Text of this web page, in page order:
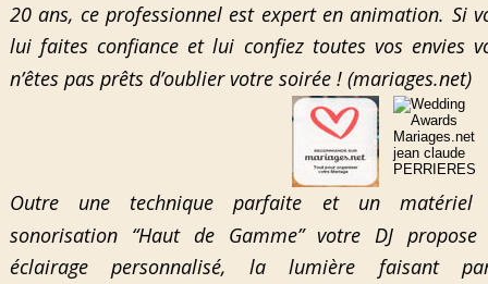
20 ans, ce professionnel est expert en animation. Si
lui faites confiance et lui confiez toutes vos envies
n’êtes pas prêts d’oublier votre soirée ! (mariages.net)
Outre une technique parfaite et un matériel
sonorisation “Haut de Gamme” votre DJ
éclairage personnalisé, la lumière faisant